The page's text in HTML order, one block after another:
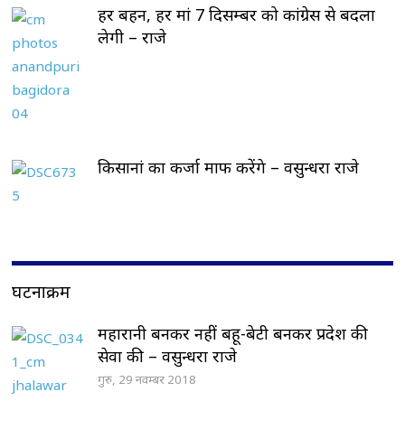
हर बहन, हर मां 7 दिसम्बर को कांग्रेस से बदला
लेगी – राजे
किसानां का कर्जा माफ करेंगे – वसुन्धरा राजे
घटनाक्रम
महारानी बनकर नहीं बहू-बेटी बनकर प्रदेश की
सेवा की – वसुन्धरा राजे
गुरु, 29 नवम्बर 2018